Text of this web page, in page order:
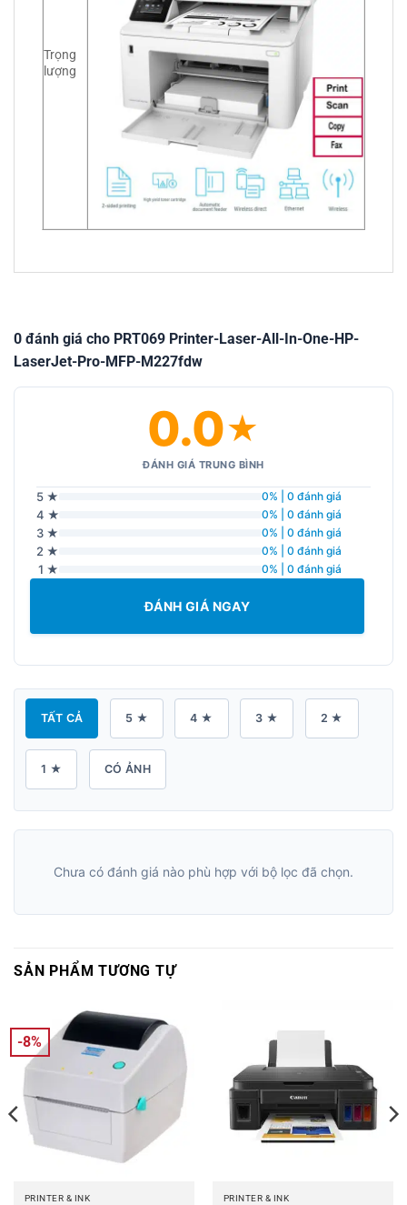
Trọng
lượng
0 đánh giá cho PRT069 Printer-Laser-All-In-One-HP-
LaserJet-Pro-MFP-M227fdw
0.0★
ĐÁNH GIÁ TRUNG BÌNH
5 ★ 0% | 0 đánh giá
4 ★ 0% | 0 đánh giá
3 ★ 0% | 0 đánh giá
2 ★ 0% | 0 đánh giá
1 ★ 0% | 0 đánh giá
ĐÁNH GIÁ NGAY
TẤT CẢ 5 ★ 4 ★ 3 ★ 2 ★
1 ★ CÓ ẢNH
Chưa có đánh giá nào phù hợp với bộ lọc đã chọn.
SẢN PHẨM TƯƠNG TỰ
-8%
PRINTER & INK PRINTER & INK